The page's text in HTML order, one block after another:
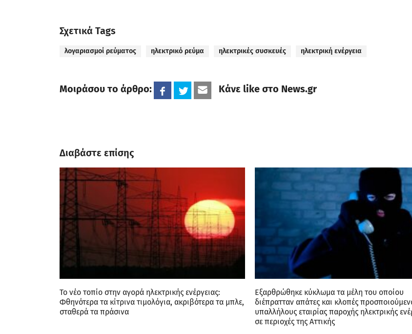
Σχετικά Tags
λογαριασμοί ρεύματος ηλεκτρικό ρεύμα ηλεκτρικές συσκευές ηλεκτρική ενέργεια
Μοιράσου το άρθρο: Κάνε like στο News.gr
Διαβάστε επίσης
Το νέο τοπίο στην αγορά ηλεκτρικής ενέργειας:
Φθηνότερα τα κίτρινα τιμολόγια, ακριβότερα τα μπλε,
σταθερά τα πράσινα
Εξαρθρώθηκε κύκλωμα τα μέλη του οποίου
διέπρατταν απάτες και κλοπές
υπαλλήλους εταιρίας παροχής ηλεκτρικής
σε περιοχές της Αττικής